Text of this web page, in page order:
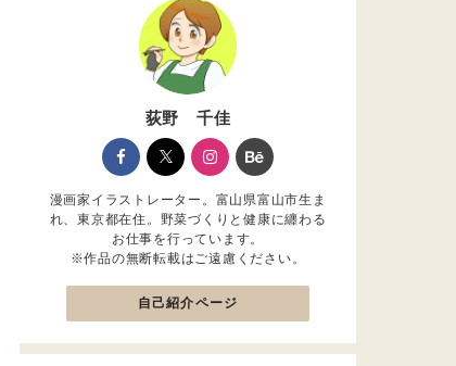
荻野 千佳
漫画家イラストレーター。富山県富山市生ま
れ、東京都在住。野菜づくりと健康に纏わる
お仕事を行っています。
※作品の無断転載はご遠慮ください。
自己紹介ページ